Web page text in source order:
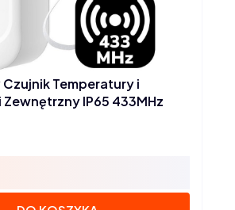
Temperatury i
IP65 433MHz